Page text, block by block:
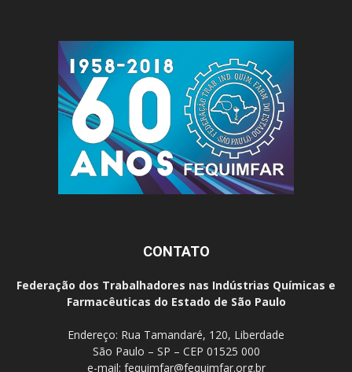
CONTATO
Federação dos Trabalhadores nas Indústrias Químicas e
Farmacêuticas do Estado de São Paulo
Endereço: Rua Tamandaré, 120, Liberdade
São Paulo – SP – CEP 01525 000
e-mail: fequimfar@fequimfar.org.br